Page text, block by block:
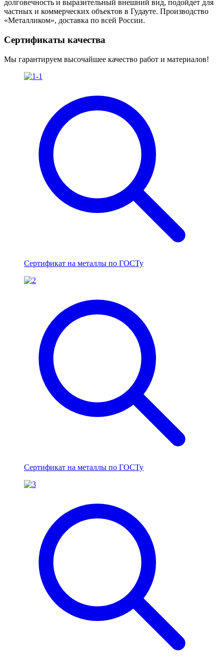
долговечность и выразительный внешний вид, подойдет для
частных и коммерческих объектов в Гудауте. Производство
«Металликом», доставка по всей России.
Сертификаты качества
Мы гарантируем высочайшее качество работ и материалов!
Сертификат на металлы по ГОСТу
Сертификат на металлы по ГОСТу